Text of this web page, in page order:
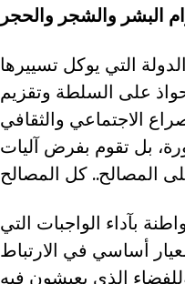
البشر والشجر والحجر
التي يوكل تسييرها
على السلطة وتقزيم
الاجتماعي والثقافي
بل تقوم بفرض آليات
بآداء الواجبات التي
أساسي في الارتباط